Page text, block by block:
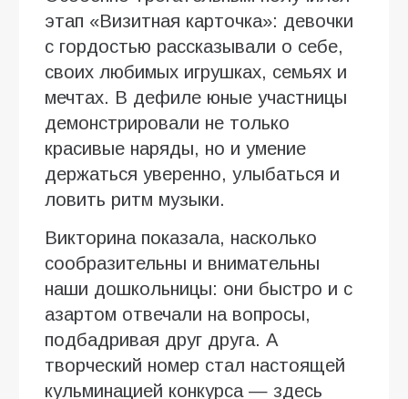
этап «Визитная карточка»: девочки
с гордостью рассказывали о себе,
своих любимых игрушках, семьях и
мечтах. В дефиле юные участницы
демонстрировали не только
красивые наряды, но и умение
держаться уверенно, улыбаться и
ловить ритм музыки.
Викторина показала, насколько
сообразительны и внимательны
наши дошкольницы: они быстро и с
азартом отвечали на вопросы,
подбадривая друг друга. А
творческий номер стал настоящей
кульминацией конкурса — здесь